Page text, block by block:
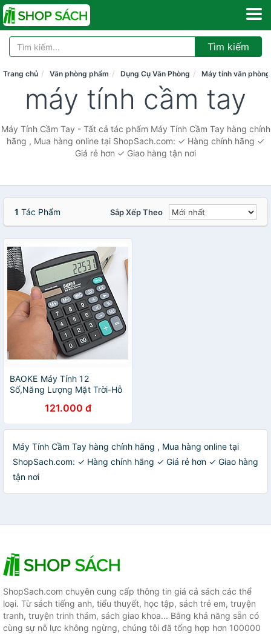
Tìm kiếm
Trang chủ Văn phòng phẩm Dụng Cụ Văn Phòng Máy tính văn phòng
máy tính cầm tay
Máy Tính Cầm Tay - Tất cả tác phẩm Máy Tính Cầm Tay hàng chính
hãng , Mua hàng online tại ShopSach.com: ✓ Hàng chính hãng ✓
Giá rẻ hơn ✓ Giao hàng tận nơi
1 Tác Phẩm Sắp Xếp Theo
BAOKE Máy Tính 12
Số,Năng Lượng Mặt Trời-Hỗ
121.000 đ
Máy Tính Cầm Tay hàng chính hãng , Mua hàng online tại
ShopSach.com: ✓ Hàng chính hãng ✓ Giá rẻ hơn ✓ Giao hàng
tận nơi
ShopSach.com chuyên cung cấp thông tin giá cả sách các thể
loại. Từ sách tiếng anh, tiểu thuyết, học tập, sách trẻ em, truyện
tranh, truyện trinh thám, sách giao khoa... Bằng khả năng sẵn có
cùng sự nỗ lực không ngừng, chúng tôi đã tổng hợp hơn 100000